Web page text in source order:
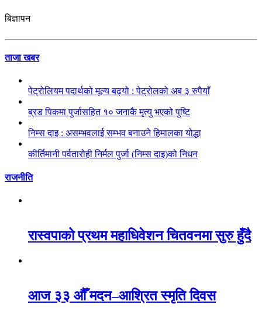
बिज्ञापन
ताजा खबर
पेट्रोलियम पदार्थको मूल्य बढ्यो : पेट्रोलको अब ३ रुपैयाँ
ब्रड पिकमा पुर्जासहित १० जनाकै मृत्यु भएको पुष्टि
निम्स दाइ : असम्भवलाई सम्भव बनाउने हिमालका योद्धा
कीर्तिमानी पर्वतारोही निर्मल पुर्जा (निम्स दाइ)को निधन
राजनीति
रास्वपाको प्रथम महाधिवेशन चितवनमा सुरु हुँदै
आज ३३ औँ मदन–आश्रित स्मृति दिवस